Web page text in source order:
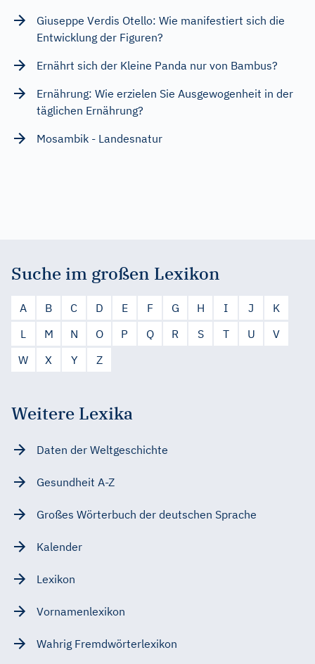
Giuseppe Verdis Otello: Wie manifestiert sich die
Entwicklung der Figuren?
Ernährt sich der Kleine Panda nur von Bambus?
Ernährung: Wie erzielen Sie Ausgewogenheit in der
täglichen Ernährung?
Mosambik - Landesnatur
Suche im großen Lexikon
A B C D E F G H I J
K
L
M N O P Q R S T U
V
W
X Y Z
Weitere Lexika
Daten der Weltgeschichte
Gesundheit A-Z
Großes Wörterbuch der deutschen Sprache
Kalender
Lexikon
Vornamenlexikon
Wahrig Fremdwörterlexikon